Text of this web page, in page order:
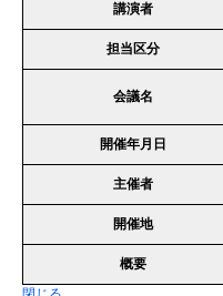
講演者
担当区分
会議名
開催年月日
主催者
開催地
概要